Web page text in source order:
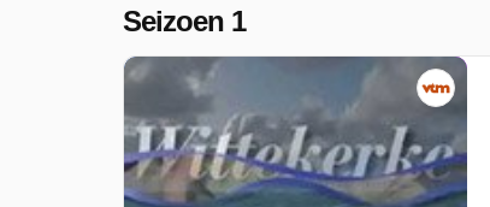
Seizoen 1